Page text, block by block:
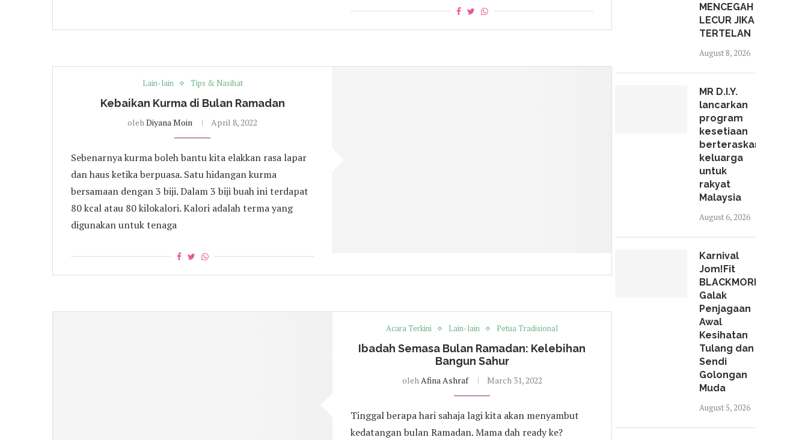
Lain-lain Tips & Nasihat
Kebaikan Kurma di Bulan Ramadan
olehDiyana Moin April 8, 2022
Sebenarnya kurma boleh bantu kita elakkan rasa lapar
dan haus ketika berpuasa. Satu hidangan kurma
bersamaan dengan 3 biji. Dalam 3 biji buah ini terdapat
80 kcal atau 80 kilokalori. Kalori adalah terma yang
digunakan untuk tenaga
Acara Terkini Lain-lain Petua Tradisional
Ibadah Semasa Bulan Ramadan: Kelebihan
Bangun Sahur
olehAfina Ashraf March 31, 2022
Tinggal berapa hari sahaja lagi kita akan menyambut
kedatangan bulan Ramadan. Mama dah ready ke?
MENCEGAH
LECUR JIKA
TERTELAN
August 8, 2026
MR D.I.Y.
lancarkan
program
kesetiaan
berteraskan
keluarga
untuk
rakyat
Malaysia
August 6, 2026
Karnival
Jom!Fit
BLACKMORES
Galak
Penjagaan
Awal
Kesihatan
Tulang dan
Sendi
Golongan
Muda
August 5, 2026